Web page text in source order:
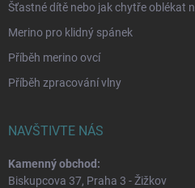
Šťastné dítě nebo jak chytře oblékat
Merino pro klidný spánek
Příběh merino ovcí
Příběh zpracování vlny
NAVŠTIVTE NÁS
Kamenný obchod:
Biskupcova 37, Praha 3 - Žižkov